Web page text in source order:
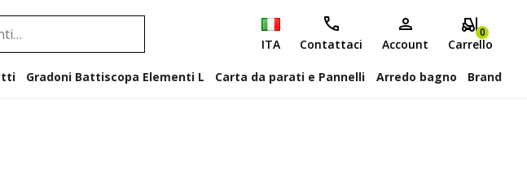
ITA Contattaci Account
0
Carrello
Gradoni Battiscopa Elementi L Carta da parati e Pannelli Arredo bagno Brand